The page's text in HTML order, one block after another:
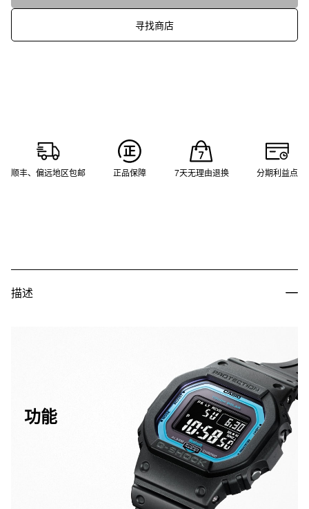
寻找商店
顺丰、偏远地区包邮 正品保障 7天无理由退换 分期利益点
描述
功能